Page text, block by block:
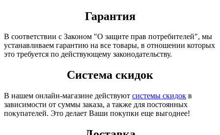
Гарантия
В соответствии с Законом "О защите прав потребителей", мы
устанавливаем гарантию на все товары, в отношении которых
это требуется по действующему законодательству.
Система скидок
В нашем онлайн-магазине действуют системы скидок в
зависимости от суммы заказа, а также для постоянных
покупателей. Это делает Ваши покупки еще выгоднее!